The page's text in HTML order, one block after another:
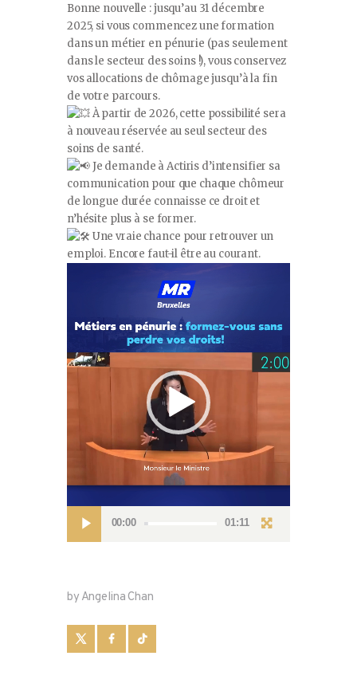
Bonne nouvelle : jusqu’au 31 décembre
2025, si vous commencez une formation
dans un métier en pénurie (pas seulement
dans le secteur des soins !), vous conservez
vos allocations de chômage jusqu’à la fin
de votre parcours.
À partir de 2026, cette possibilité sera
à nouveau réservée au seul secteur des
soins de santé.
Je demande à Actiris d’intensifier sa
communication pour que chaque chômeur
de longue durée connaisse ce droit et
n’hésite plus à se former.
Une vraie chance pour retrouver un
emploi. Encore faut-il être au courant.
00:00 01:11
by Angelina Chan